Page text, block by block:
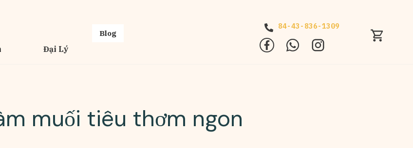
Đại Lý
Blog
84-43-836-1309
muối tiêu thơm ngon